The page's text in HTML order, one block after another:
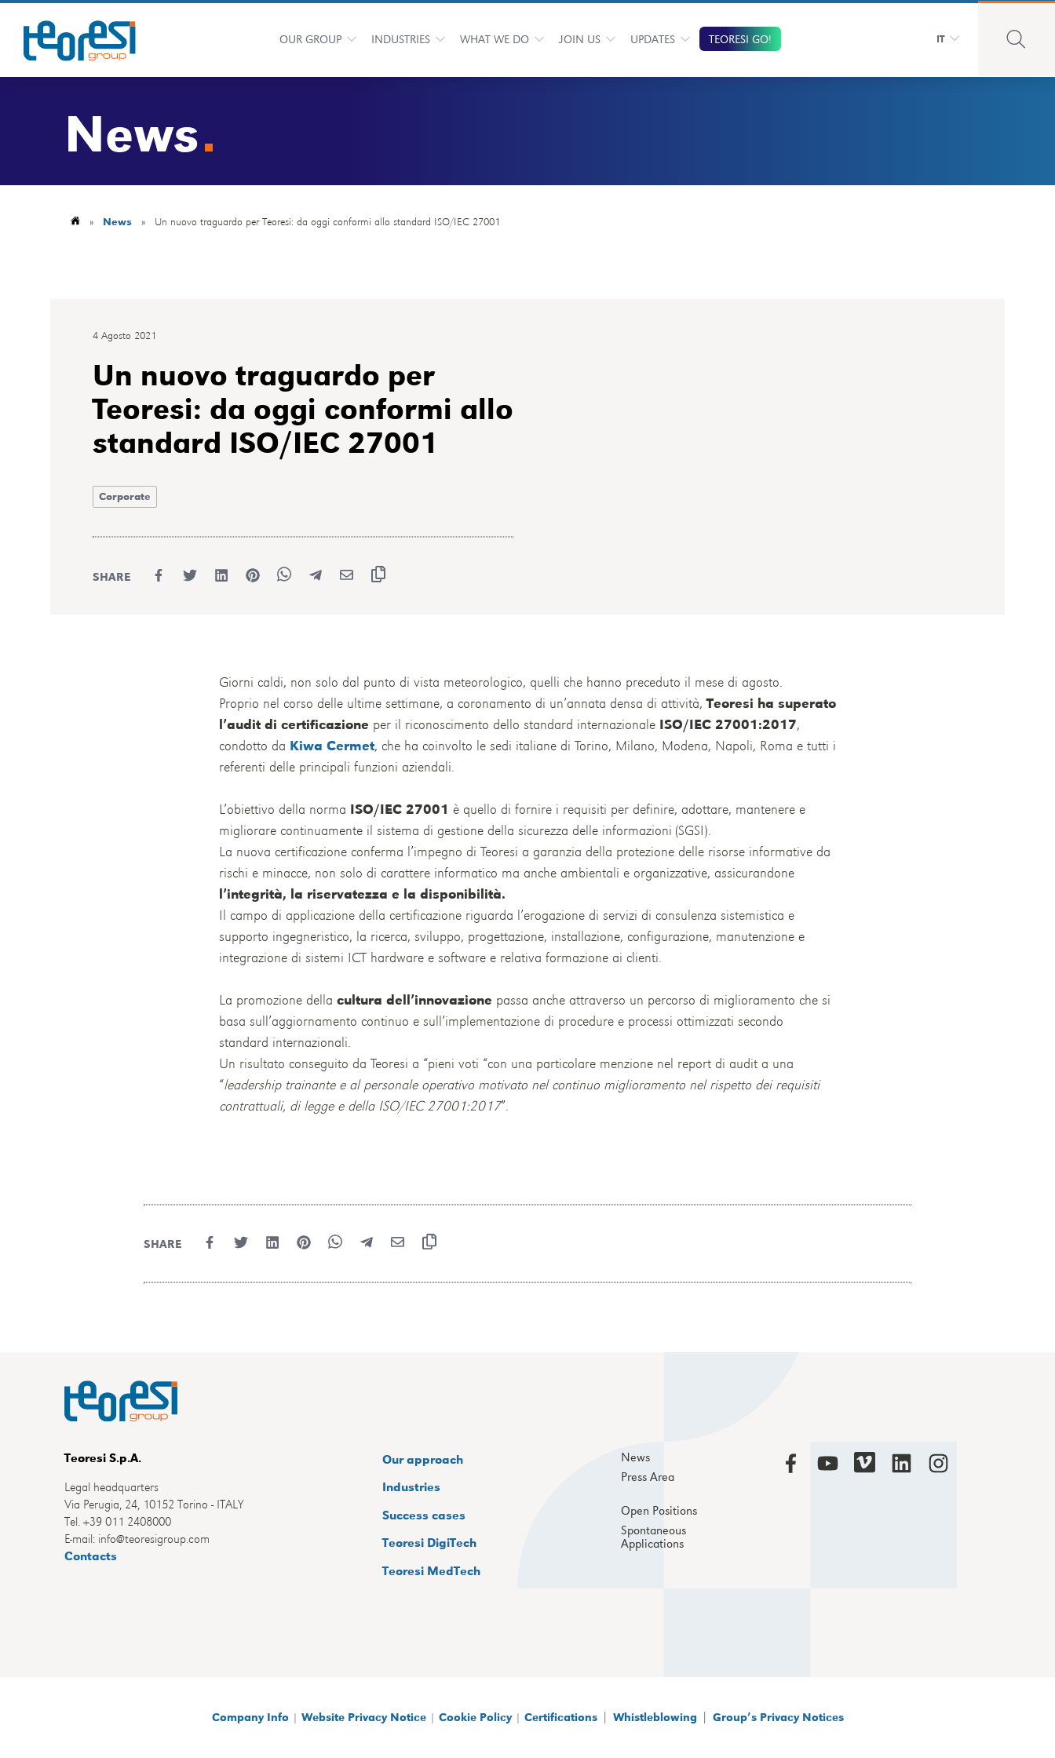
OUR GROUP INDUSTRIES WHAT WE DO JOIN US UPDATES TEORESI GO! IT
News
» News » Un nuovo traguardo per Teoresi: da oggi conformi allo standard ISO/IEC 27001
4 Agosto 2021
Un nuovo traguardo per
Teoresi: da oggi conformi allo
standard ISO/IEC 27001
Corporate
SHARE
Giorni caldi, non solo dal punto di vista meteorologico, quelli che hanno preceduto il mese di agosto.
Proprio nel corso delle ultime settimane, a coronamento di un’annata densa di attività,Teoresi ha superato
l’audit di certificazione per il riconoscimento dello standard internazionale ISO/IEC 27001:2017,
condotto da Kiwa Cermet, che ha coinvolto le sedi italiane di Torino, Milano, Modena, Napoli, Roma e tutti i
referenti delle principali funzioni aziendali.
L’obiettivo della norma ISO/IEC 27001 è quello di fornire i requisiti per definire, adottare, mantenere e
migliorare continuamente il sistema di gestione della sicurezza delle informazioni (SGSI).
La nuova certificazione conferma l’impegno di Teoresi a garanzia della protezione delle risorse informative da
rischi e minacce, non solo di carattere informatico ma anche ambientali e organizzative, assicurandone
l’integrità, la riservatezza e la disponibilità.
Il campo di applicazione della certificazione riguarda l’erogazione di servizi di consulenza sistemistica e
supporto ingegneristico, la ricerca, sviluppo, progettazione, installazione, configurazione, manutenzione e
integrazione di sistemi ICT hardware e software e relativa formazione ai clienti.
La promozione della cultura dell’innovazione passa anche attraverso un percorso di miglioramento che si
basa sull’aggiornamento continuo e sull’implementazione di procedure e processi ottimizzati secondo
standard internazionali.
Un risultato conseguito da Teoresi a “pieni voti “con una particolare menzione nel report di audit a una
“leadership trainante e al personale operativo motivato nel continuo miglioramento nel rispetto dei requisiti
contrattuali, di legge e della ISO/IEC 27001:2017”.
SHARE
Teoresi S.p.A.
Legal headquarters
Via Perugia, 24, 10152 Torino - ITALY
Tel. +39 011 2408000
E-mail: info@teoresigroup.com
Contacts
Our approach
Industries
Success cases
Teoresi DigiTech
Teoresi MedTech
News
Press Area
Open Positions
Spontaneous
Applications
Company Info| Website Privacy Notice| Cookie Policy| Certifications| Whistleblowing | Group’s Privacy Notices